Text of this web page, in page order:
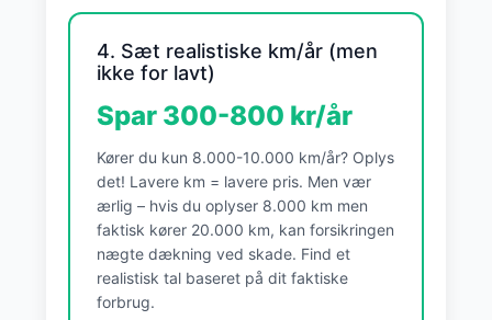
4. Sæt realistiske km/år (men
ikke for lavt)
Spar 300-800 kr/år
Kører du kun 8.000-10.000 km/år? Oplys
det! Lavere km = lavere pris. Men vær
ærlig – hvis du oplyser 8.000 km men
faktisk kører 20.000 km, kan forsikringen
nægte dækning ved skade. Find et
realistisk tal baseret på dit faktiske
forbrug.